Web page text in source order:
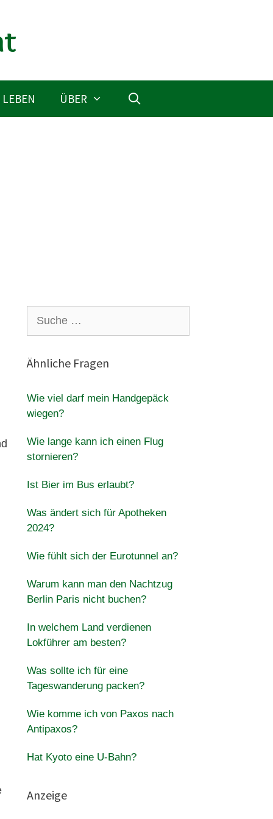
ÜBER
nach:
Ähnliche Fragen
Wie viel darf mein Handgepäck
wiegen?
Wie lange kann ich einen Flug
stornieren?
Ist Bier im Bus erlaubt?
Was ändert sich für Apotheken
2024?
Wie fühlt sich der Eurotunnel an?
Warum kann man den Nachtzug
Berlin Paris nicht buchen?
In welchem Land verdienen
Lokführer am besten?
Was sollte ich für eine
Tageswanderung packen?
Wie komme ich von Paxos nach
Antipaxos?
Hat Kyoto eine U-Bahn?
Anzeige